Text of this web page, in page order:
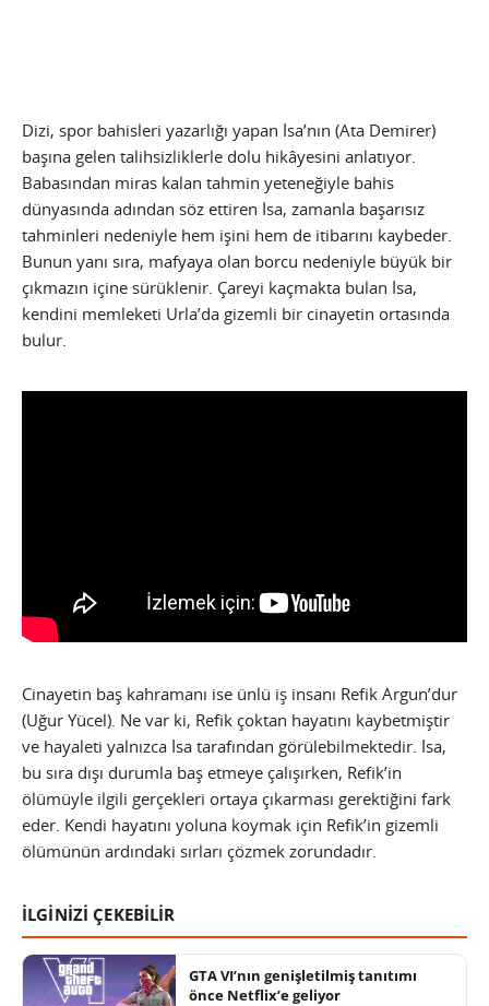
Dizi, spor bahisleri yazarlığı yapan İsa’nın (Ata Demirer)
başına gelen talihsizliklerle dolu hikâyesini anlatıyor.
Babasından miras kalan tahmin yeteneğiyle bahis
dünyasında adından söz ettiren İsa, zamanla başarısız
tahminleri nedeniyle hem işini hem de itibarını kaybeder.
Bunun yanı sıra, mafyaya olan borcu nedeniyle büyük bir
çıkmazın içine sürüklenir. Çareyi kaçmakta bulan İsa,
kendini memleketi Urla’da gizemli bir cinayetin ortasında
bulur.
Cinayetin baş kahramanı ise ünlü iş insanı Refik Argun’dur
(Uğur Yücel). Ne var ki, Refik çoktan hayatını kaybetmiştir
ve hayaleti yalnızca İsa tarafından görülebilmektedir. İsa,
bu sıra dışı durumla baş etmeye çalışırken, Refik’in
ölümüyle ilgili gerçekleri ortaya çıkarması gerektiğini fark
eder. Kendi hayatını yoluna koymak için Refik’in gizemli
ölümünün ardındaki sırları çözmek zorundadır.
İLGİNİZİ ÇEKEBİLİR
GTA VI’nın genişletilmiş tanıtımı
önce Netflix’e geliyor